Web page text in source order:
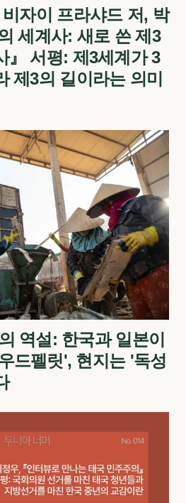
자이 프라샤드 저, 박
세계사: 새로 쓴 제3
』 서평: 제3세계가 3
제3의 길이라는 의미
역설: 한국과 일본이
드펠릿', 현지는 '독성